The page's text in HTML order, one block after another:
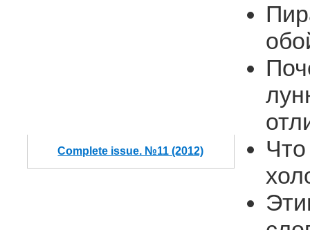
Complete issue. №11 (2012)